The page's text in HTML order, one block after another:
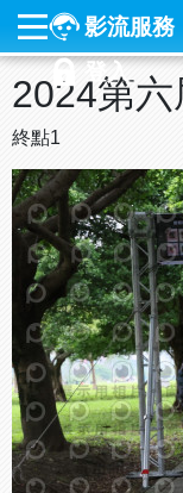
影流服務
登入
2024第
終點1